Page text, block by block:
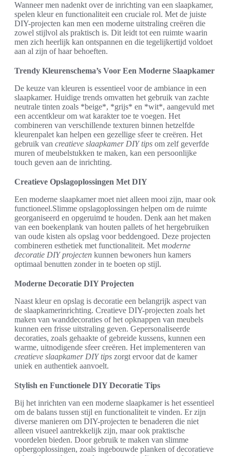
Wanneer men nadenkt over de inrichting van een slaapkamer,
spelen kleur en functionaliteit een cruciale rol. Met de juiste
DIY-projecten kan men een moderne uitstraling creëren die
zowel stijlvol als praktisch is. Dit leidt tot een ruimte waarin
men zich heerlijk kan ontspannen en die tegelijkertijd voldoet
aan al zijn of haar behoeften.
Trendy Kleurenschema’s Voor Een Moderne Slaapkamer
De keuze van kleuren is essentieel voor de ambiance in een
slaapkamer. Huidige trends omvatten het gebruik van zachte
neutrale tinten zoals *beige*, *grijs* en *wit*, aangevuld met
een accentkleur om wat karakter toe te voegen. Het
combineren van verschillende texturen binnen hetzelfde
kleurenpalet kan helpen een gezellige sfeer te creëren. Het
gebruik van creatieve slaapkamer DIY tips om zelf geverfde
muren of meubelstukken te maken, kan een persoonlijke
touch geven aan de inrichting.
Creatieve Opslagoplossingen Met DIY
Een moderne slaapkamer moet niet alleen mooi zijn, maar ook
functioneel.Slimme opslagoplossingen helpen om de ruimte
georganiseerd en opgeruimd te houden. Denk aan het maken
van een boekenplank van houten pallets of het hergebruiken
van oude kisten als opslag voor beddengoed. Deze projecten
combineren esthetiek met functionaliteit. Met moderne
decoratie DIY projecten kunnen bewoners hun kamers
optimaal benutten zonder in te boeten op stijl.
Moderne Decoratie DIY Projecten
Naast kleur en opslag is decoratie een belangrijk aspect van
de slaapkamerinrichting. Creatieve DIY-projecten zoals het
maken van wanddecoraties of het opknappen van meubels
kunnen een frisse uitstraling geven. Gepersonaliseerde
decoraties, zoals gehaakte of gebreide kussens, kunnen een
warme, uitnodigende sfeer creëren. Het implementeren van
creatieve slaapkamer DIY tips zorgt ervoor dat de kamer
uniek en authentiek aanvoelt.
Stylish en Functionele DIY Decoratie Tips
Bij het inrichten van een moderne slaapkamer is het essentieel
om de balans tussen stijl en functionaliteit te vinden. Er zijn
diverse manieren om DIY-projecten te benaderen die niet
alleen visueel aantrekkelijk zijn, maar ook praktische
voordelen bieden. Door gebruik te maken van slimme
opbergoplossingen, zoals ingebouwde planken of decoratieve